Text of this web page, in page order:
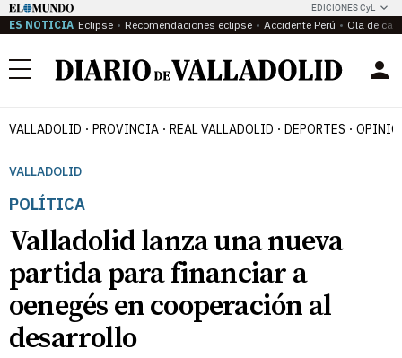
EDICIONES CyL
ES NOTICIA Eclipse Recomendaciones eclipse Accidente Perú Ola de
Menú
VALLADOLID PROVINCIA REAL VALLADOLID DEPORTES
VALLADOLID
POLÍTICA
Valladolid lanza una nueva
partida para financiar a
oenegés en cooperación al
desarrollo